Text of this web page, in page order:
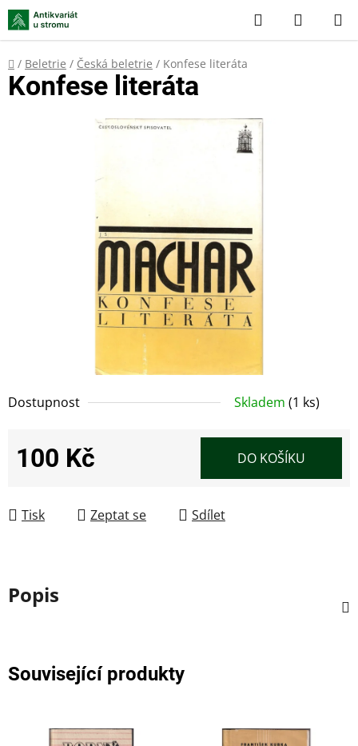
Přejít
na
obsah
Hledat
KOŠÍK
Domů
/ Beletrie / Česká beletrie / Konfese literáta
Dostupnost Skladem (1 ks)
100 Kč DO KOŠÍKU
Tisk Zeptat se Sdílet
Konfese literáta
Popis
Související produkty